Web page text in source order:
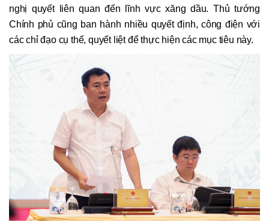
nghị quyết liên quan đến lĩnh vực xăng dầu. Thủ tướng
Chính phủ cũng ban hành nhiều quyết định, công điện với
các chỉ đạo cụ thể, quyết liệt để thực hiện các mục tiêu này.